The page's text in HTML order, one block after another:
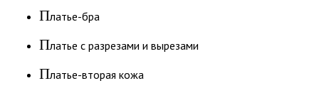
Платье-бра
Платье с разрезами и вырезами
Платье-вторая кожа